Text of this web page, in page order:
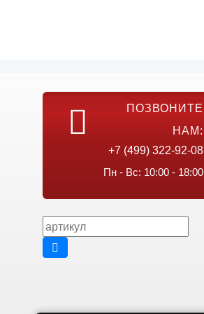
ПОЗВОНИТЕ
НАМ:
+7 (499) 322-92-08
Пн - Вс: 10:00 - 18:00